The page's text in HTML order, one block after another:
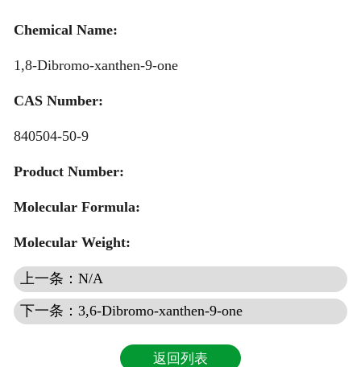
Chemical Name:
1,8-Dibromo-xanthen-9-one
CAS Number:
840504-50-9
Product Number:
Molecular Formula:
Molecular Weight:
上一条：N/A
下一条：3,6-Dibromo-xanthen-9-one
返回列表